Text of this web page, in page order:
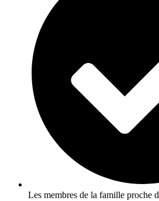
Les membres de la famille proche